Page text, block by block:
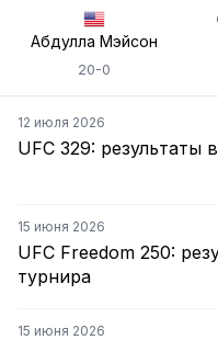
Абдулла Мэйсон
20-0
12 июля 2026
UFC 329: результаты
15 июня 2026
UFC Freedom 250:
турнира
15 июня 2026